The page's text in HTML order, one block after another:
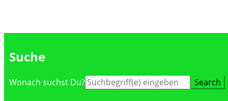
Suche
Suche
Wonach suchst Du?